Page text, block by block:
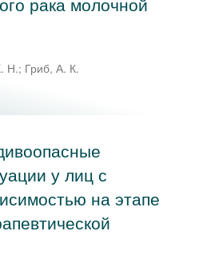
Н.; Гриб, А. К.
у лиц с
на этапе